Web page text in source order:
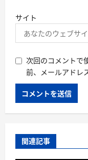
サイト
次回のコメントで
前、メールアドレ
関連記事